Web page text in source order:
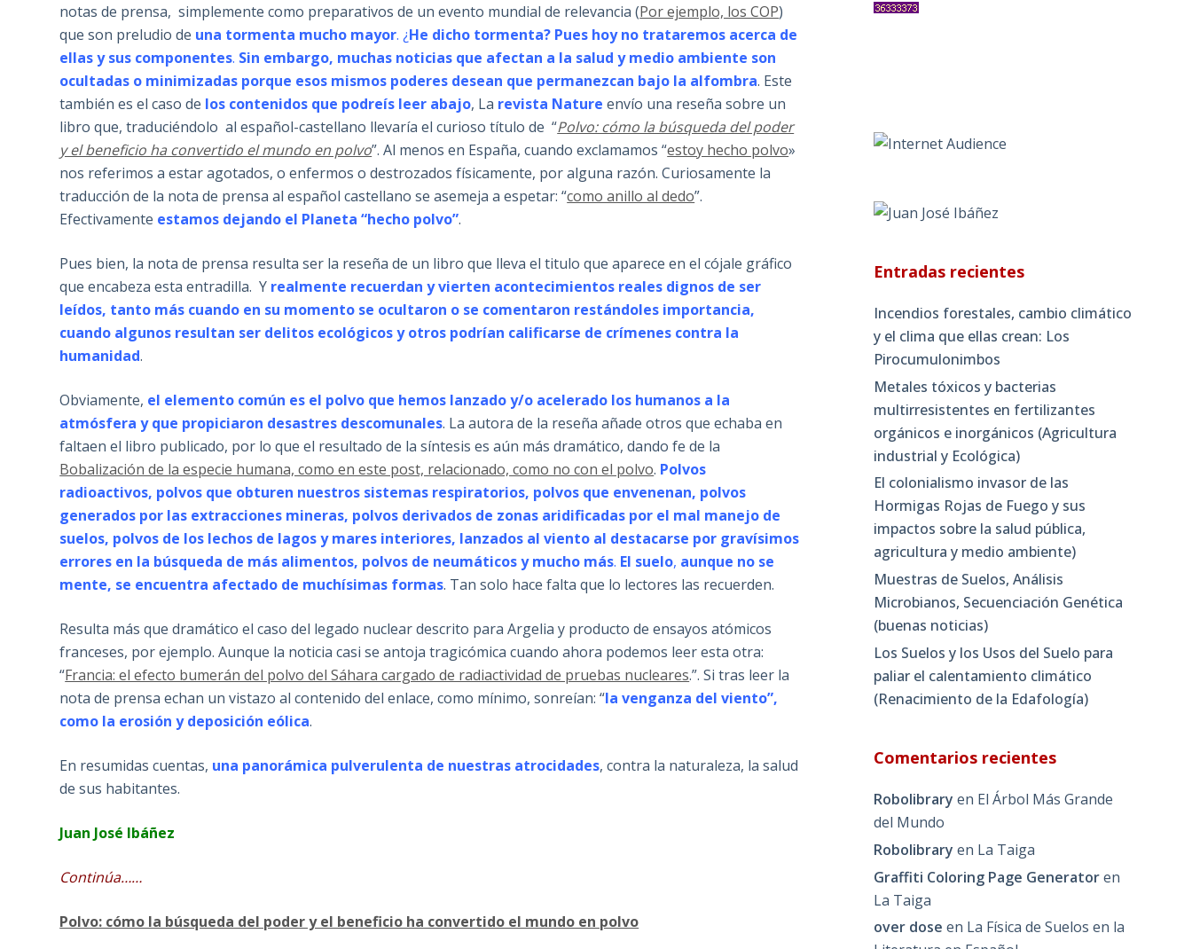
notas de prensa, simplemente como preparativos de un evento mundial de relevancia (Por ejemplo, los COP)
que son preludio de una tormenta mucho mayor. ¿He dicho tormenta? Pues hoy no trataremos acerca de
ellas y sus componentes. Sin embargo, muchas noticias que afectan a la salud y medio ambiente son
ocultadas o minimizadas porque esos mismos poderes desean que permanezcan bajo la alfombra. Este
también es el caso de los contenidos que podreís leer abajo, La revista Nature envío una reseña sobre un
libro que, traduciéndolo al español-castellano llevaría el curioso título de “Polvo: cómo la búsqueda del poder
y el beneficio ha convertido el mundo en polvo”. Al menos en España, cuando exclamamos “estoy hecho polvo»
nos referimos a estar agotados, o enfermos o destrozados físicamente, por alguna razón. Curiosamente la
traducción de la nota de prensa al español castellano se asemeja a espetar: “como anillo al dedo”.
Efectivamente estamos dejando el Planeta “hecho polvo”.
Pues bien, la nota de prensa resulta ser la reseña de un libro que lleva el titulo que aparece en el cójale gráfico
que encabeza esta entradilla. Y realmente recuerdan y vierten acontecimientos reales dignos de ser
leídos, tanto más cuando en su momento se ocultaron o se comentaron restándoles importancia,
cuando algunos resultan ser delitos ecológicos y otros podrían calificarse de crímenes contra la
humanidad.
Obviamente, el elemento común es el polvo que hemos lanzado y/o acelerado los humanos a la
atmósfera y que propiciaron desastres descomunales. La autora de la reseña añade otros que echaba en
faltaen el libro publicado, por lo que el resultado de la síntesis es aún más dramático, dando fe de la
Bobalización de la especie humana, como en este post, relacionado, como no con el polvo. Polvos
radioactivos, polvos que obturen nuestros sistemas respiratorios, polvos que envenenan, polvos
generados por las extracciones mineras, polvos derivados de zonas aridificadas por el mal manejo de
suelos, polvos de los lechos de lagos y mares interiores, lanzados al viento al destacarse por gravísimos
errores en la búsqueda de más alimentos, polvos de neumáticos y mucho más. El suelo, aunque no se
mente, se encuentra afectado de muchísimas formas. Tan solo hace falta que lo lectores las recuerden.
Resulta más que dramático el caso del legado nuclear descrito para Argelia y producto de ensayos atómicos
franceses, por ejemplo. Aunque la noticia casi se antoja tragicómica cuando ahora podemos leer esta otra:
“Francia: el efecto bumerán del polvo del Sáhara cargado de radiactividad de pruebas nucleares.”. Si tras leer la
nota de prensa echan un vistazo al contenido del enlace, como mínimo, sonreían: “la venganza del viento”,
como la erosión y deposición eólica.
En resumidas cuentas, una panorámica pulverulenta de nuestras atrocidades, contra la naturaleza, la salud
de sus habitantes.
Juan José Ibáñez
Continúa……
Polvo: cómo la búsqueda del poder y el beneficio ha convertido el mundo en polvo
Entradas recientes
Incendios forestales, cambio climático
y el clima que ellas crean: Los
Pirocumulonimbos
Metales tóxicos y bacterias
multirresistentes en fertilizantes
orgánicos e inorgánicos (Agricultura
industrial y Ecológica)
El colonialismo invasor de las
Hormigas Rojas de Fuego y sus
impactos sobre la salud pública,
agricultura y medio ambiente)
Muestras de Suelos, Análisis
Microbianos, Secuenciación Genética
(buenas noticias)
Los Suelos y los Usos del Suelo para
paliar el calentamiento climático
(Renacimiento de la Edafología)
Comentarios recientes
Robolibrary en El Árbol Más Grande
del Mundo
Robolibrary en La Taiga
Graffiti Coloring Page Generatoren
La Taiga
over dose en La Física de Suelos en la